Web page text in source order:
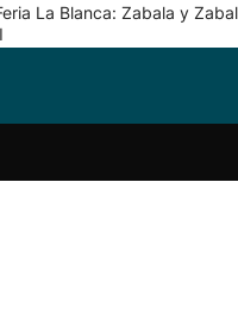
La Blanca: Zabala y